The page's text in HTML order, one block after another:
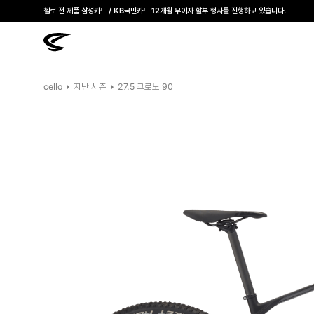
첼로 전 제품 삼성카드 / KB국민카드 12개월 무이자 할부 행사를 진행하고 있습니다.
cello 지난 시즌 27.5 크로노 90